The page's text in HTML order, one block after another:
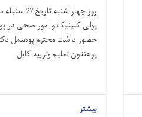
پولی کلینیک و امور صحی در
حضور داشت محترم پوهنمل
پوهنتون تعلیم وتربیه کابل
بیشتر